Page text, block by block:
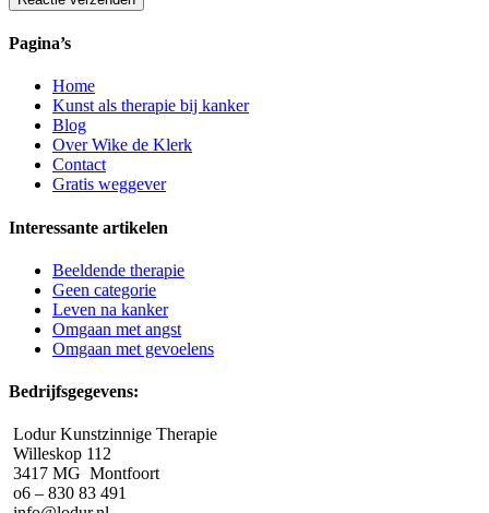
Pagina’s
Home
Kunst als therapie bij kanker
Blog
Over Wike de Klerk
Contact
Gratis weggever
Interessante artikelen
Beeldende therapie
Geen categorie
Leven na kanker
Omgaan met angst
Omgaan met gevoelens
Bedrijfsgegevens:
Lodur Kunstzinnige Therapie
Willeskop 112
3417 MG Montfoort
o6 – 830 83 491